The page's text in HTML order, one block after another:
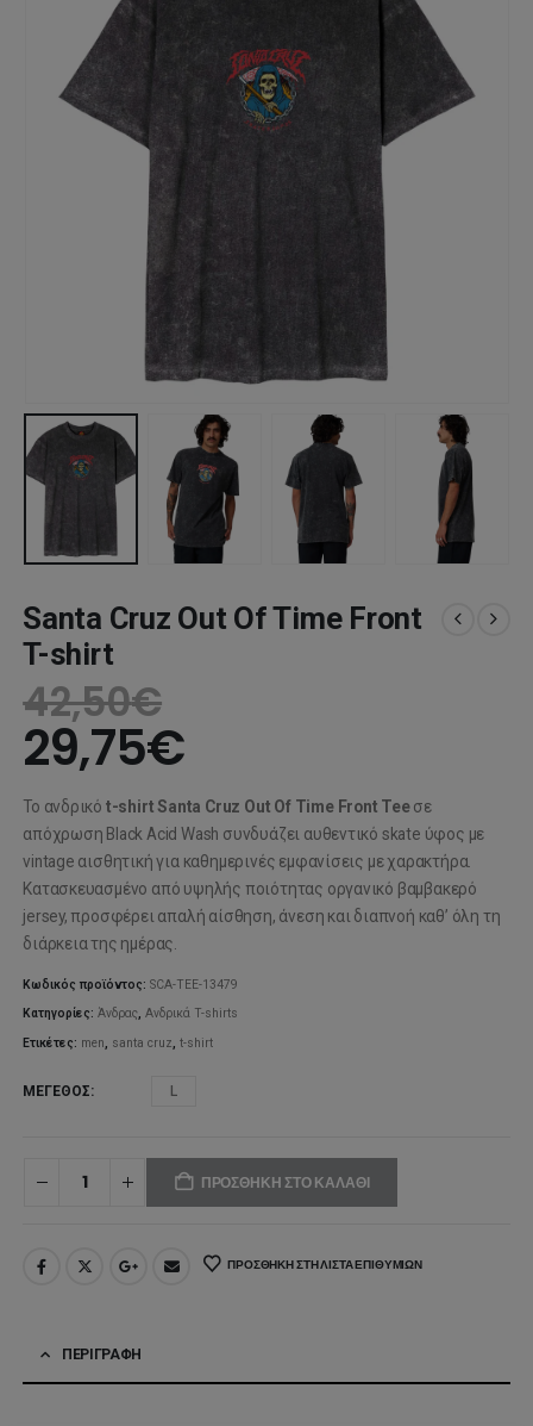
Santa Cruz Out Of Time Front
T-shirt
42,50€
29,75€
Το ανδρικό t-shirtSanta Cruz Out Of Time Front Teeσε
απόχρωση Black Acid Wash συνδυάζει αυθεντικό skate ύφος με
vintage αισθητική για καθημερινές εμφανίσεις με χαρακτήρα.
Κατασκευασμένο από υψηλής ποιότητας οργανικό βαμβακερό
jersey, προσφέρει απαλή αίσθηση, άνεση και διαπνοή καθ’ όλη τη
διάρκεια της ημέρας.
Κωδικός προϊόντος:SCA-TEE-13479
Κατηγορίες:Άνδρας,Ανδρικά T-shirts
Ετικέτες: men, santa cruz,t-shirt
ΜΈΓΕΘΟΣ L
ΠΡΟΣΘΉΚΗ ΣΤΟ ΚΑΛΆΘΙ
ΠΡΟΣΘΉΚΗ ΣΤΗ ΛΊΣΤΑ ΕΠΙΘΥΜΙΏΝ
ΠΕΡΙΓΡΑΦΉ